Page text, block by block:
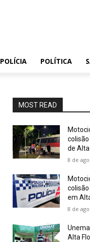
POLÍCIA POLÍTICA
MOST READ
de
8 de
em
8 de
Alta